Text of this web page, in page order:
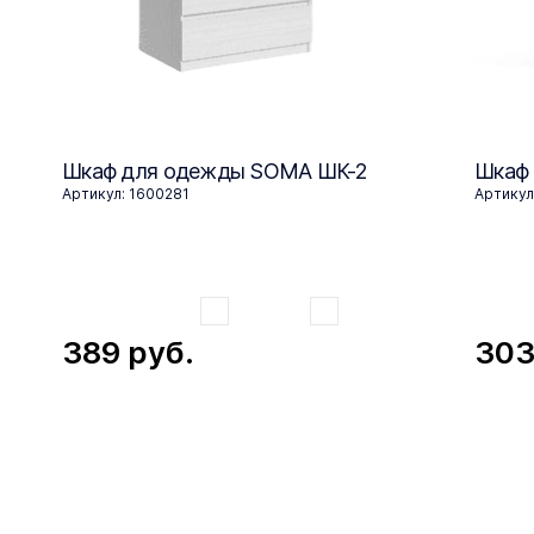
Шкаф для одежды SOMA ШК-2
Артикул: 1600281
389 руб.
Шкаф